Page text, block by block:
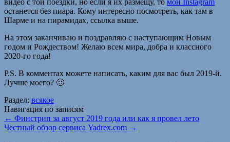
видео с той поездки, но если я их размещу, то мой Instagram
останется без пиара. Кому интересно посмотреть, как там в
Шарме и на пирамидах, ссылка выше.
На этом заканчиваю и поздравляю с наступающим Новым
годом и Рождеством! Желаю всем мира, добра и классного
2020-го года!
P.S. В комментах можете написать, каким для вас был 2019-й.
Лучше моего? 🙂
Раздел: всякое
Навигация по записям
← Финстрип за август 2019 года или как я провел лето
Честный обзор сервиса Yadrex.com →